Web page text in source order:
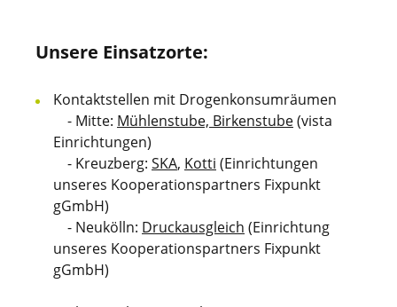
Unsere Einsatzorte:
Kontaktstellen mit Drogenkonsumräumen
- Mitte: Mühlenstube, Birkenstube(vista
Einrichtungen)
- Kreuzberg: SKA, Kotti (Einrichtungen
unseres Kooperationspartners Fixpunkt
gGmbH)
- Neukölln: Druckausgleich (Einrichtung
unseres Kooperationspartners Fixpunkt
gGmbH)